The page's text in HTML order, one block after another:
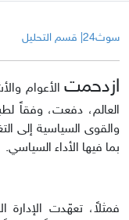
سوث24| قسم التحليل
ازدحمت الأعوام
العالم، دفعت، وفقاً
والقوى السياسية إلى
بما فيها الأداء السياسي.
فمثلاً، تعهّدت الإدارة